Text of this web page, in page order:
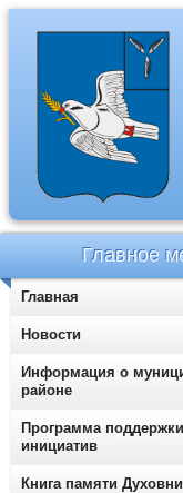
Главное
Главная
Новости
Информация о
районе
Программа
инициатив
Книга памяти